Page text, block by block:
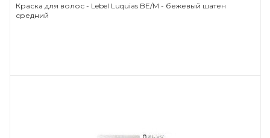
Краска для волос - Lebel Luquias BE/M - бежевый шатен
средний